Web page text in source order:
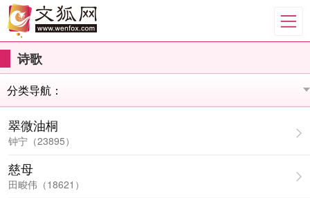
诗歌
翠微油桐
钟宁（23895）
慈母
田畯伟（18621）